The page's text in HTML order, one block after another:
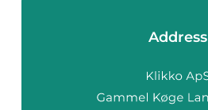
Address